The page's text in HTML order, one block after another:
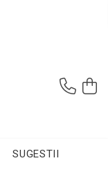
SUGESTII